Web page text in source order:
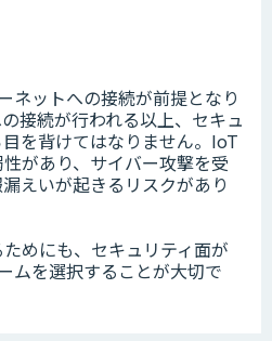
ネットへの接続が前提となり
接続が行われる以上、セキュ
を背けてはなりません。IoT
があり、サイバー攻撃を受
えいが起きるリスクがあり
めにも、セキュリティ面が
ムを選択することが大切で